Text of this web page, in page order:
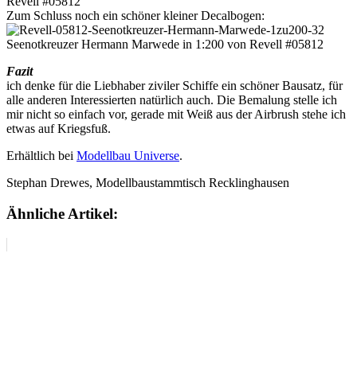
Zum Schluss noch ein schöner kleiner Decalbogen:
Fazit
ich denke für die Liebhaber ziviler Schiffe ein schöner Bausatz, für
alle anderen Interessierten natürlich auch. Die Bemalung stelle ich
mir nicht so einfach vor, gerade mit Weiß aus der Airbrush stehe ich
etwas auf Kriegsfuß.
Erhältlich bei Modellbau Universe.
Stephan Drewes, Modellbaustammtisch Recklinghausen
Ähnliche Artikel: